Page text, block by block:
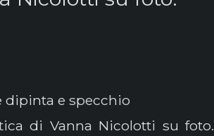
dipinta e specchio
di Vanna Nicolotti su foto.